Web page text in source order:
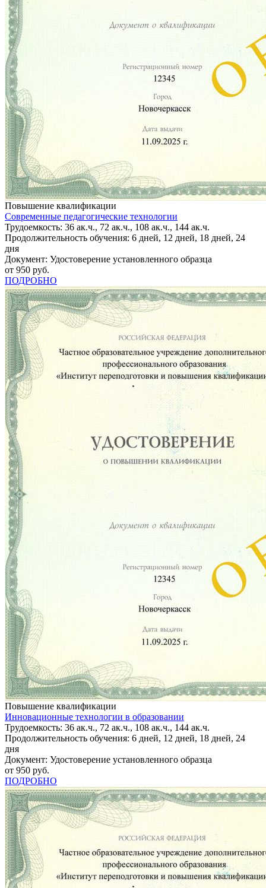
Повышение квалификации
Современные педагогические технологии
Трудоемкость: 36 ак.ч., 72 ак.ч., 108 ак.ч., 144 ак.ч.
Продолжительность обучения: 6 дней, 12 дней, 18 дней, 24
дня
Документ: Удостоверение установленного образца
от 950 руб.
ПОДРОБНО
Повышение квалификации
Инновационные технологии в образовании
Трудоемкость: 36 ак.ч., 72 ак.ч., 108 ак.ч., 144 ак.ч.
Продолжительность обучения: 6 дней, 12 дней, 18 дней, 24
дня
Документ: Удостоверение установленного образца
от 950 руб.
ПОДРОБНО